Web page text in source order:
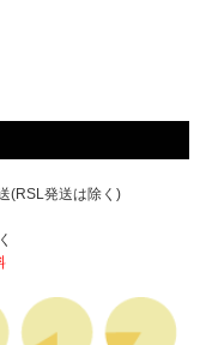
(RSL発送は除く)